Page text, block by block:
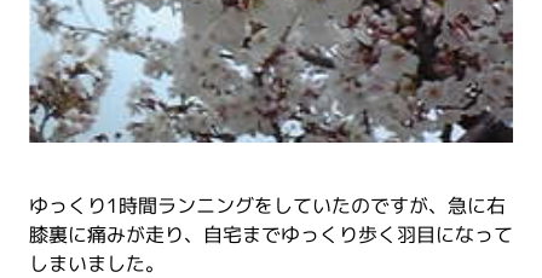
ゆっくり1時間ランニングをしていたのですが、急に右
膝裏に痛みが走り、自宅までゆっくり歩く羽目になって
しまいました。